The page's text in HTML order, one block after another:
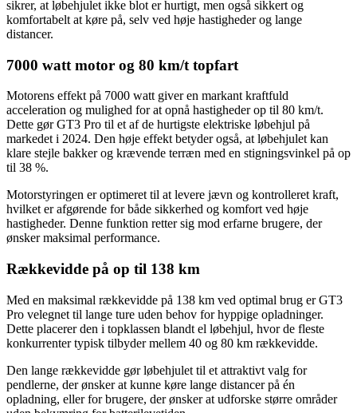
sikrer, at løbehjulet ikke blot er hurtigt, men også sikkert og
komfortabelt at køre på, selv ved høje hastigheder og lange
distancer.
7000 watt motor og 80 km/t topfart
Motorens effekt på 7000 watt giver en markant kraftfuld
acceleration og mulighed for at opnå hastigheder op til 80 km/t.
Dette gør GT3 Pro til et af de hurtigste elektriske løbehjul på
markedet i 2024. Den høje effekt betyder også, at løbehjulet kan
klare stejle bakker og krævende terræn med en stigningsvinkel på op
til 38 %.
Motorstyringen er optimeret til at levere jævn og kontrolleret kraft,
hvilket er afgørende for både sikkerhed og komfort ved høje
hastigheder. Denne funktion retter sig mod erfarne brugere, der
ønsker maksimal performance.
Rækkevidde på op til 138 km
Med en maksimal rækkevidde på 138 km ved optimal brug er GT3
Pro velegnet til lange ture uden behov for hyppige opladninger.
Dette placerer den i topklassen blandt el løbehjul, hvor de fleste
konkurrenter typisk tilbyder mellem 40 og 80 km rækkevidde.
Den lange rækkevidde gør løbehjulet til et attraktivt valg for
pendlerne, der ønsker at kunne køre lange distancer på én
opladning, eller for brugere, der ønsker at udforske større områder